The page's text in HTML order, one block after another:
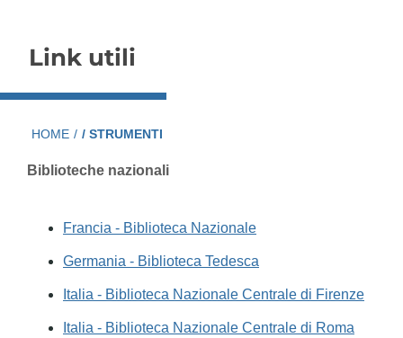
Link utili
HOME / / STRUMENTI
Biblioteche nazionali
Francia - Biblioteca Nazionale
Germania - Biblioteca Tedesca
Italia - Biblioteca Nazionale Centrale di Firenze
Italia - Biblioteca Nazionale Centrale di Roma